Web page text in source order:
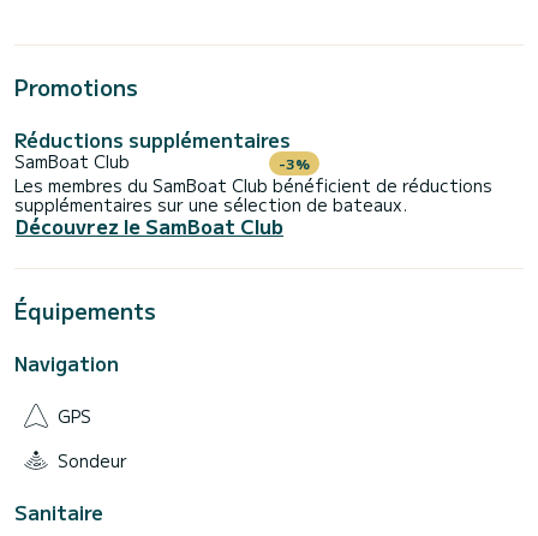
Promotions
Réductions supplémentaires
SamBoat Club -3%
Les membres du SamBoat Club bénéficient de réductions
supplémentaires sur une sélection de bateaux.
Découvrez le SamBoat Club
Équipements
Navigation
GPS
Sondeur
Sanitaire